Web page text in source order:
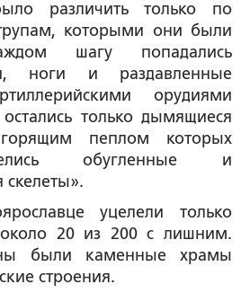
различить только по
которыми они были
шагу попадались
ноги и раздавленные
орудиями
только дымящиеся
пеплом которых
обугленные и
скелеты».
уцелели только
20 из 200 с лишним.
были каменные храмы
строения.